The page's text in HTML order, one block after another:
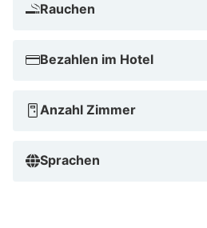
Rauchen
Bezahlen im Hotel
Anzahl Zimmer
Sprachen